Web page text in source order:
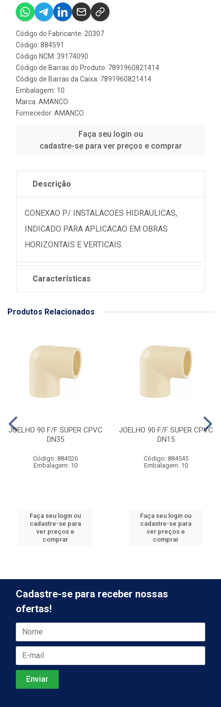
Código do Fabricante: 20307
Código: 884591
Código NCM: 39174090
Código de Barras do Produto: 7891960821414
Código de Barras da Caixa: 7891960821414
Embalagem: 10
Marca: AMANCO
Fornecedor: AMANCO
Faça seu login ou
cadastre-se para ver preços e comprar
Descrição
CONEXAO P/ INSTALACOES HIDRAULICAS,
INDICADO PARA APLICACAO EM OBRAS
HORIZONTAIS E VERTICAIS.
Características
Produtos Relacionados
JOELHO 90 F/F SUPER CPVC
DN35
Código: 884526
Embalagem: 10
Faça seu login ou
cadastre-se para
ver preços e
comprar
JOELHO 90 F/F SUPER CPVC
DN15
Código: 884545
Embalagem: 10
Faça seu login ou
cadastre-se para
ver preços e
comprar
Cadastre-se para receber nossas
ofertas!